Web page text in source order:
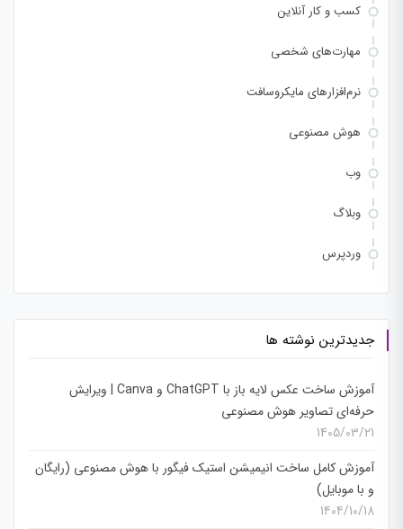
کسب و کار آنلاین
مهارت‌های شخصی
نرم‌افزارهای مایکروسافت
هوش مصنوعی
وب
وبلاگ
وردپرس
جدیدترین نوشته ها
آموزش ساخت عکس لایه باز با ChatGPT و Canva | ویرایش
حرفه‌ای تصاویر هوش مصنوعی
1405/03/21
آموزش کامل ساخت انیمیشن استیک فیگور با هوش مصنوعی (رایگان
و با موبایل)
1404/10/18